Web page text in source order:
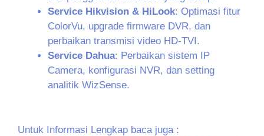
Service Hikvision & HiLook: Optimasi fitur
ColorVu, upgrade firmware DVR, dan
perbaikan transmisi video HD-TVI.
Service Dahua: Perbaikan sistem IP
Camera, konfigurasi NVR, dan setting
analitik WizSense.
Untuk Informasi Lengkap baca juga :